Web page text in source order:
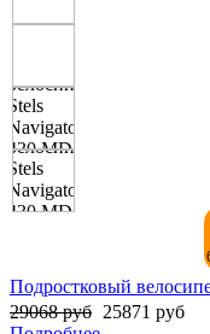
Подростковый
29068 руб 25871 руб